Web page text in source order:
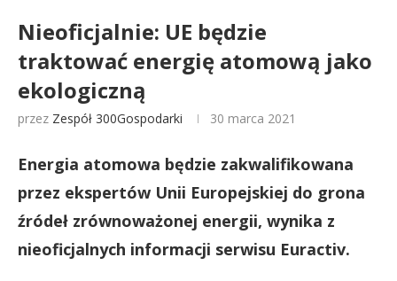
Nieoficjalnie: UE będzie
traktować energię atomową jako
ekologiczną
przez Zespół 300Gospodarki 30 marca 2021
Energia atomowa będzie zakwalifikowana
przez ekspertów Unii Europejskiej do grona
źródeł zrównoważonej energii, wynika z
nieoficjalnych informacji serwisu Euractiv.